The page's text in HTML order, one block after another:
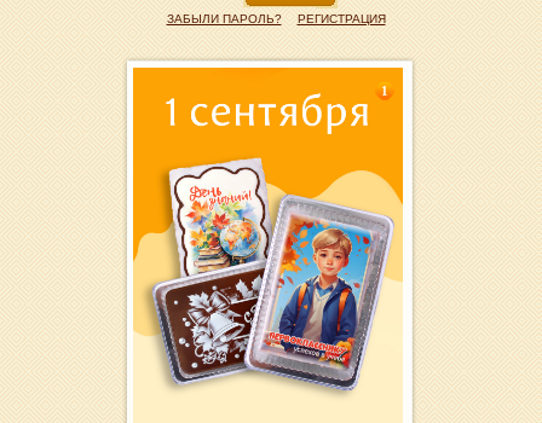
ЗАБЫЛИ ПАРОЛЬ? РЕГИСТРАЦИЯ
1